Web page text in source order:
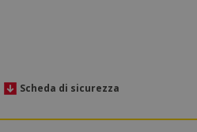
Scheda di sicurezza